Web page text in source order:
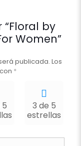
by
Women”
publicada. Los
*
3 de 5
estrellas